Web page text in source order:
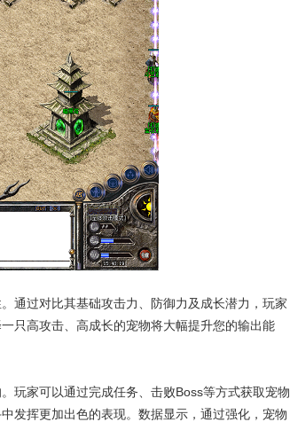
通过对比其基础攻击力、防御力及成长潜力，玩家
只高攻击、高成长的宠物将大幅提升您的输出能
玩家可以通过完成任务、击败Boss等方式获取宠物
发挥更加出色的表现。数据显示，通过强化，宠物